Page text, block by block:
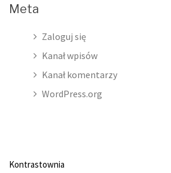
Meta
Zaloguj się
Kanał wpisów
Kanał komentarzy
WordPress.org
Kontrastownia